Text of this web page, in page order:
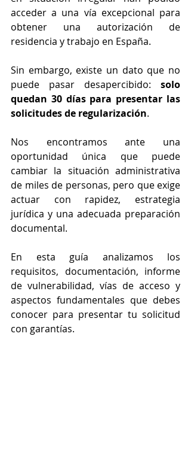
acceder a una vía excepcional para
obtener una autorización de
residencia y trabajo en España.
Sin embargo, existe un dato que no
puede pasar desapercibido: solo
quedan 30 días para presentar las
solicitudes de regularización.
Nos encontramos ante una
oportunidad única que puede
cambiar la situación administrativa
de miles de personas, pero que exige
actuar con rapidez, estrategia
jurídica y una adecuada preparación
documental.
En esta guía analizamos los
requisitos, documentación, informe
de vulnerabilidad, vías de acceso y
aspectos fundamentales que debes
conocer para presentar tu solicitud
con garantías.